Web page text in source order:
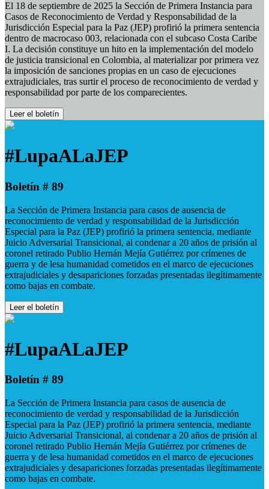
El 18 de septiembre de 2025 la Sección de Primera Instancia para
Casos de Reconocimiento de Verdad y Responsabilidad de la
Jurisdicción Especial para la Paz (JEP) profirió la primera sentencia
dentro de macrocaso 003, relacionada con el subcaso Costa Caribe
I. La decisión constituye un hito en la implementación del modelo
de justicia transicional en Colombia, al materializar por primera vez
la imposición de sanciones propias en un caso de ejecuciones
extrajudiciales, tras surtir el proceso de reconocimiento de verdad y
responsabilidad por parte de los comparecientes.
Leer el boletín
#LupaALaJEP
Boletín # 89
La Sección de Primera Instancia para casos de ausencia de
reconocimiento de verdad y responsabilidad de la Jurisdicción
Especial para la Paz (JEP) profirió la primera sentencia, mediante
Juicio Adversarial Transicional, al condenar a 20 años de prisión al
coronel retirado Publio Hernán Mejía Gutiérrez por crímenes de
guerra y de lesa humanidad cometidos en el marco de ejecuciones
extrajudiciales y desapariciones forzadas presentadas ilegítimamente
como bajas en combate.
Leer el boletín
#LupaALaJEP
Boletín # 89
La Sección de Primera Instancia para casos de ausencia de
reconocimiento de verdad y responsabilidad de la Jurisdicción
Especial para la Paz (JEP) profirió la primera sentencia, mediante
Juicio Adversarial Transicional, al condenar a 20 años de prisión al
coronel retirado Publio Hernán Mejía Gutiérrez por crímenes de
guerra y de lesa humanidad cometidos en el marco de ejecuciones
extrajudiciales y desapariciones forzadas presentadas ilegítimamente
como bajas en combate.